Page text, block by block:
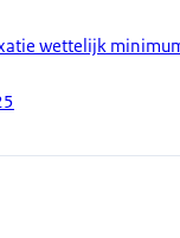
wettelijk